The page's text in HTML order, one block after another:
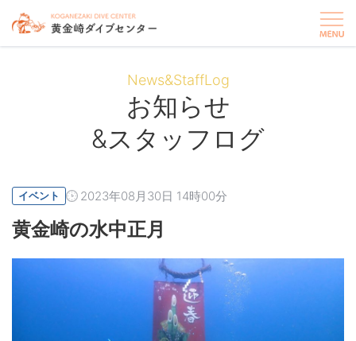
News&StaffLog
お知らせ
&スタッフログ
イベント 2023年08月30日 14時00分
黄金崎の水中正月